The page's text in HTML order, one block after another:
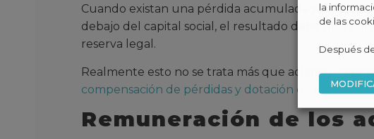
Cuando existan una pérdida acumulada y el
debajo del capital social, el resultado debe
reserva legal.
Realmente esto no se trata más que aclarar o
compensación de pérdidas y dotación de la reserva
Remuneración de los
la
de las
Después